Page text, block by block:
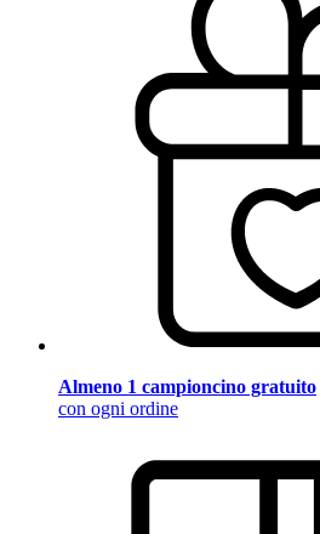
Almeno 1 campioncino gratuito
con ogni ordine